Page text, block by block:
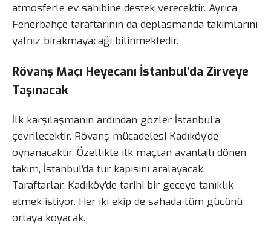
atmosferle ev sahibine destek verecektir. Ayrıca
Fenerbahçe taraftarının da deplasmanda takımlarını
yalnız bırakmayacağı bilinmektedir.
Rövanş Maçı Heyecanı İstanbul’da Zirveye
Taşınacak
İlk karşılaşmanın ardından gözler İstanbul’a
çevrilecektir. Rövanş mücadelesi Kadıköy’de
oynanacaktır. Özellikle ilk maçtan avantajlı dönen
takım, İstanbul’da tur kapısını aralayacak.
Taraftarlar, Kadıköy’de tarihi bir geceye tanıklık
etmek istiyor. Her iki ekip de sahada tüm gücünü
ortaya koyacak.